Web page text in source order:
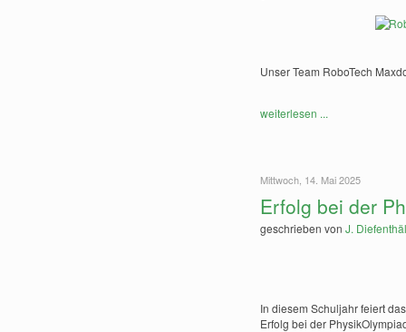
Unser Team RoboTech
weiterlesen ...
Mittwoch, 14. Mai 2025
Erfolg bei der
geschrieben von J.
In diesem Schuljahr feiert
Erfolg bei der